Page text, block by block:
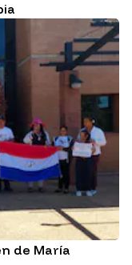
de María